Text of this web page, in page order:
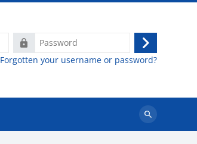
Password
Log
in
Forgotten your username or password?
Search